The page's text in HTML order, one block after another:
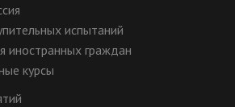
испытаний
иностранных граждан
курсы